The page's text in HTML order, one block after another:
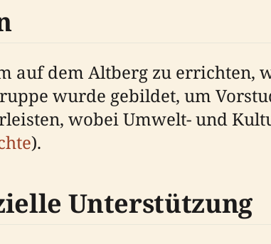
auf dem Altberg zu errichten,
wurde gebildet, um
wobei Umwelt- und
).
Unterstützung